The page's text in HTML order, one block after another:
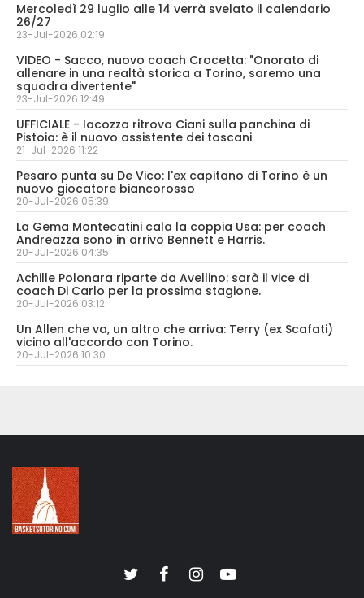
Mercoledì 29 luglio alle 14 verrà svelato il calendario
26/27
23-Jul-2026 02:19
VIDEO - Sacco, nuovo coach Crocetta: "Onorato di
allenare in una realtà storica a Torino, saremo una
squadra divertente"
23-Jul-2026 12:49
UFFICIALE - Iacozza ritrova Ciani sulla panchina di
Pistoia: è il nuovo assistente dei toscani
21-Jul-2026 11:22
Pesaro punta su De Vico: l'ex capitano di Torino è un
nuovo giocatore biancorosso
20-Jul-2026 05:39
La Gema Montecatini cala la coppia Usa: per coach
Andreazza sono in arrivo Bennett e Harris.
20-Jul-2026 04:35
Achille Polonara riparte da Avellino: sarà il vice di
coach Di Carlo per la prossima stagione.
20-Jul-2026 03:12
Un Allen che va, un altro che arriva: Terry (ex Scafati)
vicino all'accordo con Torino.
20-Jul-2026 10:30